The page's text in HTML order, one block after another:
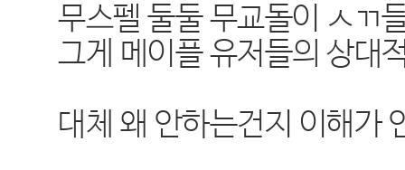
무스펠 둘둘 무교돌이 ㅅㄲ
그게 메이플 유저들의 상대
대체 왜 안하는건지 이해가